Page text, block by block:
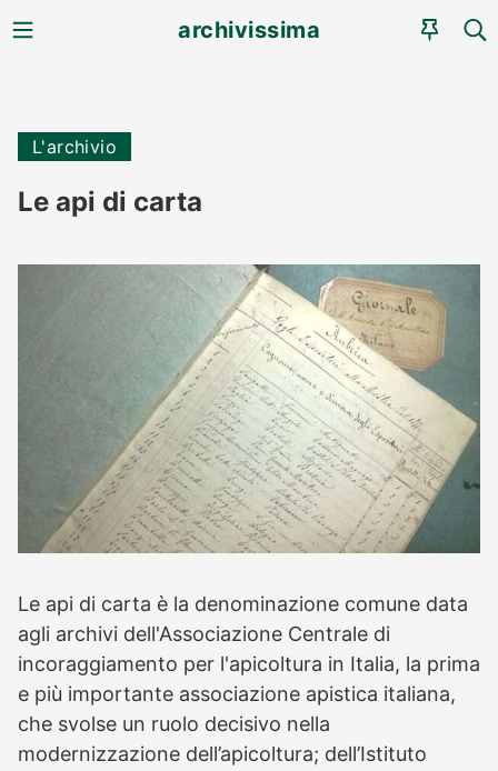
MENU archivissima
L'archivio
Le api di carta
Le api di carta è la denominazione comune data
agli archivi dell'Associazione Centrale di
incoraggiamento per l'apicoltura in Italia, la prima
e più importante associazione apistica italiana,
che svolse un ruolo decisivo nella
modernizzazione dell’apicoltura; dell’Istituto